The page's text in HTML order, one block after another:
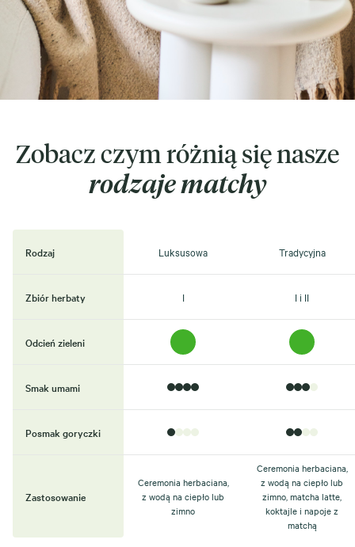
Zobacz czym różnią się nasze
rodzaje matchy
Rodzaj Luksusowa Tradycyjna
Zbiór herbaty I I i II
Odcień zieleni
Smak umami
Posmak goryczki
Zastosowanie
Ceremonia herbaciana,
z wodą na ciepło lub
zimno
Ceremonia herbaciana,
z wodą na ciepło lub
zimno, matcha latte,
koktajle i napoje z
matchą